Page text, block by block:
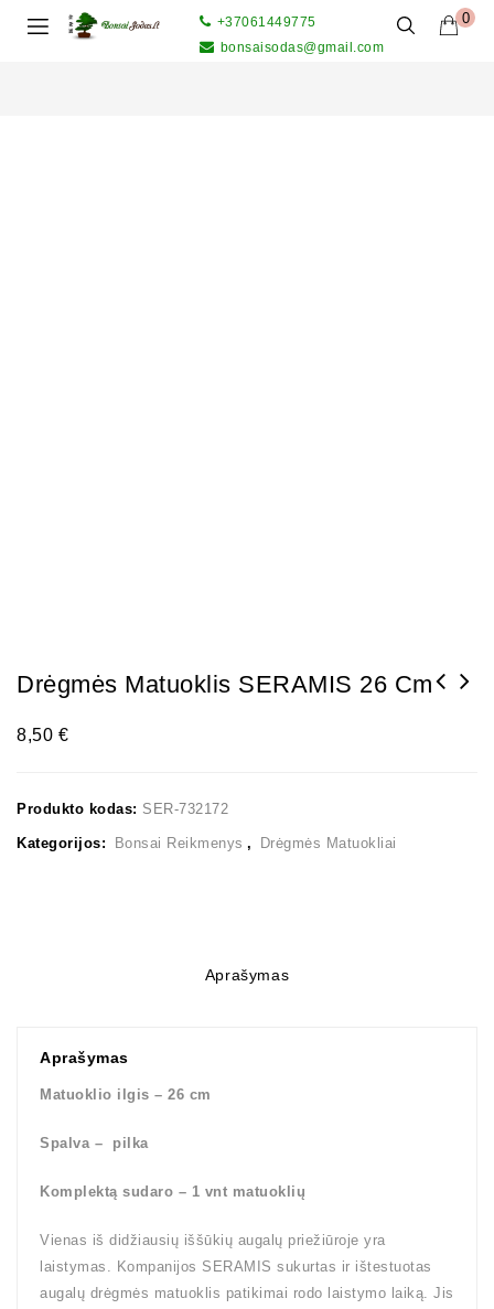
0
+37061449775
bonsaisodas@gmail.com
Drėgmės Matuoklis SERAMIS 26 Cm
8,50 €
Produkto kodas: SER-732172
Kategorijos: Bonsai Reikmenys , Drėgmės Matuokliai
Aprašymas
Aprašymas
Matuoklio ilgis – 26 cm
Spalva – pilka
Komplektą sudaro – 1 vnt matuoklių
Vienas iš didžiausių iššūkių augalų priežiūroje yra
laistymas. Kompanijos SERAMIS sukurtas ir ištestuotas
augalų drėgmės matuoklis patikimai rodo laistymo laiką. Jis